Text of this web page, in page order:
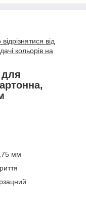
від
кольорів на
для
мм